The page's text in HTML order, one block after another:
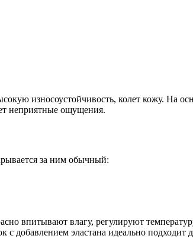
износоустойчивость, колет кожу. На
неприятные ощущения.
за ним обычный:
впитывают влагу, регулируют
добавлением эластана идеально подходит